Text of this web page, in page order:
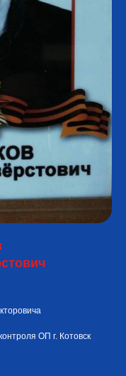
ОП г. Котовск